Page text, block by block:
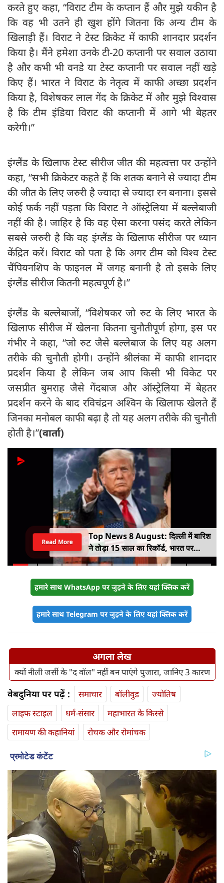
करते हुए कहा, “विराट टीम के कप्तान हैं और मुझे यकीन है
कि वह भी उतने ही खुश होंगे जितना कि अन्य टीम के
खिलाड़ी हैं। विराट ने टेस्ट क्रिकेट में काफी शानदार प्रदर्शन
किया है। मैंने हमेशा उनके टी-20 कप्तानी पर सवाल उठाया
है और कभी भी वनडे या टेस्ट कप्तानी पर सवाल नहीं खड़े
किए हैं। भारत ने विराट के नेतृत्व में काफी अच्छा प्रदर्शन
किया है, विशेषकर लाल गेंद के क्रिकेट में और मुझे विश्वास
है कि टीम इंडिया विराट की कप्तानी में आगे भी बेहतर
करेगी।”
इंग्लैंड के खिलाफ टेस्ट सीरीज जीत की महत्वत्ता पर उन्होंने
कहा, “सभी क्रिकेटर कहते हैं कि शतक बनाने से ज्यादा टीम
की जीत के लिए जरुरी है ज्यादा से ज्यादा रन बनाना। इससे
कोई फर्क नहीं पड़ता कि विराट ने ऑस्ट्रेलिया में बल्लेबाजी
नहीं की है। जाहिर है कि वह ऐसा करना पसंद करते लेकिन
सबसे जरुरी है कि वह इंग्लैंड के खिलाफ सीरीज पर ध्यान
केंद्रित करें। विराट को पता है कि अगर टीम को विश्व टेस्ट
चैंपियनशिप के फाइनल में जगह बनानी है तो इसके लिए
इंग्लैंड सीरीज कितनी महत्वपूर्ण है।”
इंग्लैंड के बल्लेबाजों, “विशेषकर जो रुट के लिए भारत के
खिलाफ सीरीज में खेलना कितना चुनौतीपूर्ण होगा, इस पर
गंभीर ने कहा, “जो रुट जैसे बल्लेबाज के लिए यह अलग
तरीके की चुनौती होगी। उन्होंने श्रीलंका में काफी शानदार
प्रदर्शन किया है लेकिन जब आप किसी भी विकेट पर
जसप्रीत बुमराह जैसे गेंदबाज और ऑस्ट्रेलिया में बेहतर
प्रदर्शन करने के बाद रविचंद्रन अश्विन के खिलाफ खेलते हैं
जिनका मनोबल काफी बढ़ा है तो यह अलग तरीके की चुनौती
होती है।”(वार्ता)
Top News 8 August: दिल्ली में बारिश
ने तोड़ा 15 साल का रिकॉर्ड, भारत पर
100% टैरिफ का खतरा; Gen Z पर कंगना
Read More
हमारे साथ WhatsApp पर जुड़ने के लिए यहां क्लिक करें
हमारे साथ Telegram पर जुड़ने के लिए यहां क्लिक करें
अगला लेख
क्यों नीली जर्सी के "द वॉल" नहीं बन पाएंगे पुजारा, जानिए 3 कारण
वेबदुनिया पर पढ़ें : समाचार बॉलीवुड
ज्योतिष
लाइफ स्‍टाइल
धर्म-संसार
महाभारत के किस्से
रामायण की कहानियां
रोचक और रोमांचक